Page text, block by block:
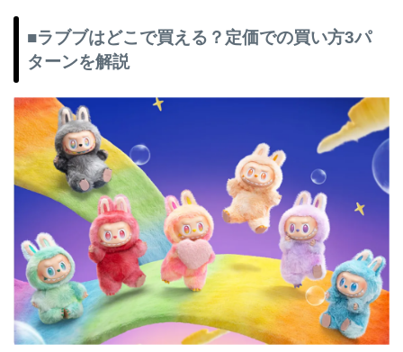
■ラブブはどこで買える？定価での買い方3パ
ターンを解説